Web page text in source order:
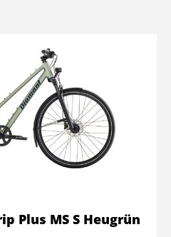
Plus MS S Heugrün